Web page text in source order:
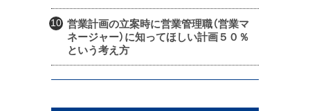
営業計画の立案時に営業管理職（営業マ
ネージャー）に知ってほしい計画５０％
という考え方